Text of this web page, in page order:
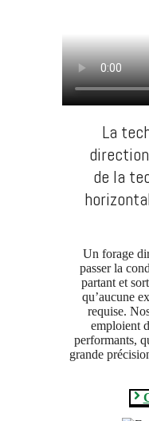
La
de la
Un forage
passer la
partant et
qu’aucune
requise.
emploient
performants,
grande